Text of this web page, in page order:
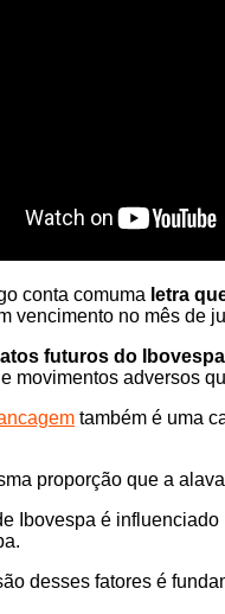
conta comuma letra
vencimento no mês de
futuros do
movimentos adversos
também é uma
proporção que a
Ibovespa é
desses fatores é